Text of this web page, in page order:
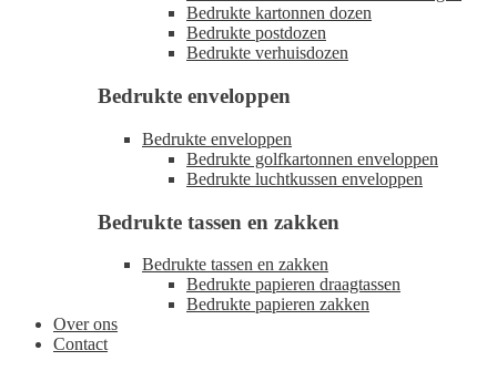
Bedrukte kartonnen dozen
Bedrukte postdozen
Bedrukte verhuisdozen
Bedrukte enveloppen
Bedrukte enveloppen
Bedrukte golfkartonnen enveloppen
Bedrukte luchtkussen enveloppen
Bedrukte tassen en zakken
Bedrukte tassen en zakken
Bedrukte papieren draagtassen
Bedrukte papieren zakken
Over ons
Contact